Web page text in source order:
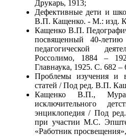
Друкарь, 1913;
Дефективные дети и
В.П. Кащенко. - М.: изд.
Кащенко В.П.
посвященный 40-
педагогической
Россолимо, 1884 –
Главнаука, 1925. С. 682 –
Проблемы изучения и
статей / Под ред. В.П.
Кащенко В.П.,
исключительного
энциклопедия / Под
при участии М.С.
«Работник